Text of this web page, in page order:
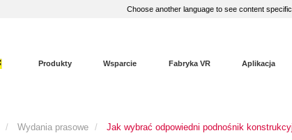
Choose another language to see content
Produkty Wsparcie Fabryka VR Aplikacja
Wydania prasowe Jak wybrać odpowiedni podnośnik